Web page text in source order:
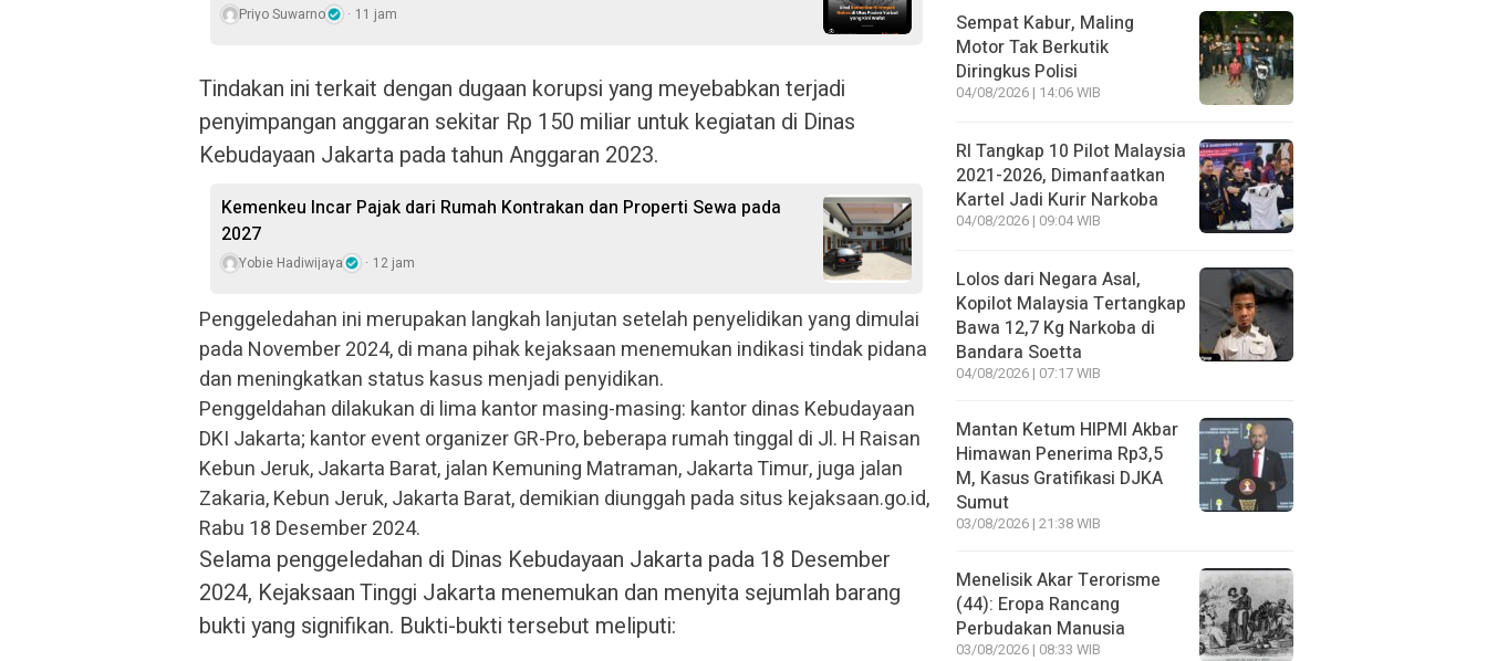
Priyo Suwarno 11 jam
Tindakan ini terkait dengan dugaan korupsi yang meyebabkan terjadi
penyimpangan anggaran sekitar Rp 150 miliar untuk kegiatan di Dinas
Kebudayaan Jakarta pada tahun Anggaran 2023.
Kemenkeu Incar Pajak dari Rumah Kontrakan dan Properti Sewa pada
2027
Yobie Hadiwijaya 12 jam
Penggeledahan ini merupakan langkah lanjutan setelah penyelidikan yang dimulai
pada November 2024, di mana pihak kejaksaan menemukan indikasi tindak pidana
dan meningkatkan status kasus menjadi penyidikan.
Penggeldahan dilakukan di lima kantor masing-masing: kantor dinas Kebudayaan
DKI Jakarta; kantor event organizer GR-Pro, beberapa rumah tinggal di Jl. H Raisan
Kebun Jeruk, Jakarta Barat, jalan Kemuning Matraman, Jakarta Timur, juga jalan
Zakaria, Kebun Jeruk, Jakarta Barat, demikian diunggah pada situs kejaksaan.go.id,
Rabu 18 Desember 2024.
Selama penggeledahan di Dinas Kebudayaan Jakarta pada 18 Desember
2024, Kejaksaan Tinggi Jakarta menemukan dan menyita sejumlah barang
bukti yang signifikan. Bukti-bukti tersebut meliputi:
Sempat Kabur, Maling
Motor Tak Berkutik
Diringkus Polisi
04/08/2026 | 14:06 WIB
RI Tangkap 10 Pilot Malaysia
2021-2026, Dimanfaatkan
Kartel Jadi Kurir Narkoba
04/08/2026 | 09:04 WIB
Lolos dari Negara Asal,
Kopilot Malaysia Tertangkap
Bawa 12,7 Kg Narkoba di
Bandara Soetta
04/08/2026 | 07:17 WIB
Mantan Ketum HIPMI Akbar
Himawan Penerima Rp3,5
M, Kasus Gratifikasi DJKA
Sumut
03/08/2026 | 21:38 WIB
Menelisik Akar Terorisme
(44): Eropa Rancang
Perbudakan Manusia
03/08/2026 | 08:33 WIB